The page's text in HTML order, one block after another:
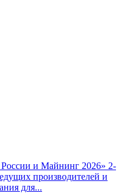
и Майнинг 2026» 2-
производителей и
для...